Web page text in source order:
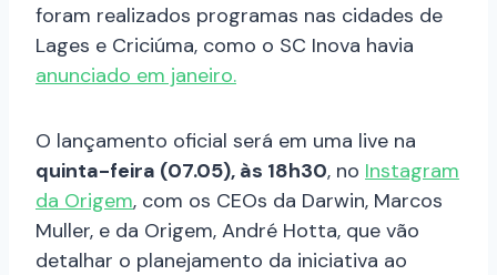
foram realizados programas nas cidades de
Lages e Criciúma, como o SC Inova havia
anunciado em janeiro.
O lançamento oficial será em uma live na
quinta-feira (07.05), às 18h30, no Instagram
da Origem, com os CEOs da Darwin, Marcos
Muller, e da Origem, André Hotta, que vão
detalhar o planejamento da iniciativa ao